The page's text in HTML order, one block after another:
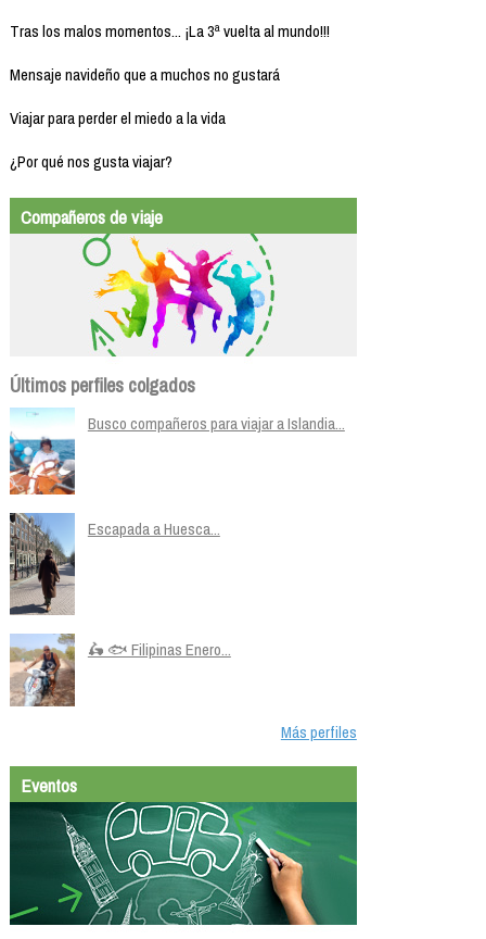
Tras los malos momentos... ¡La 3ª vuelta al mundo!!!
Mensaje navideño que a muchos no gustará
Viajar para perder el miedo a la vida
¿Por qué nos gusta viajar?
Compañeros de viaje
Últimos perfiles colgados
Busco compañeros para viajar a Islandia...
Escapada a Huesca...
🛵 🐟 Filipinas Enero...
Más perfiles
Eventos